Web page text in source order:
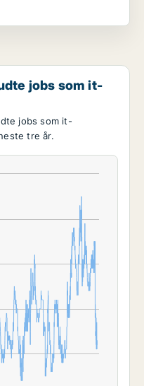
jobs som it-
jobs som it-
tre år.